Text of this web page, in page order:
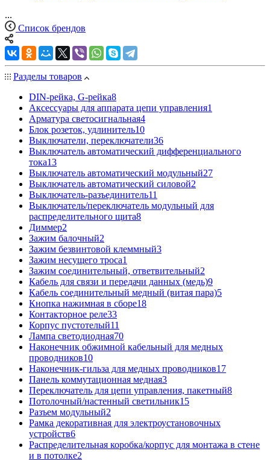
...
Список брендов
Разделы товаров
DIN-рейка, G-рейка8
Аксессуары для аппарата цепи управления1
Арматура светосигнальная4
Блок розеток, удлинитель10
Выключатели, переключатели36
Выключатель автоматический дифференциального
тока13
Выключатель автоматический модульный27
Выключатель автоматический силовой2
Выключатель-разъединитель11
Выключатель/переключатель модульный для
распределительного щита8
Диммер2
Зажим балочный2
Зажим безвинтовой клеммный3
Зажим несущего троса1
Зажим соединительный, ответвительный2
Кабель для связи и передачи данных (медь)9
Кабель соединительный медный (витая пара)5
Кнопка нажимная в сборе18
Контакторное реле33
Корпус пустотелый11
Лампа светодиодная70
Наконечник обжимной кабельный для медных
проводников10
Наконечник-гильза для медных проводников17
Панель коммутационная медная3
Переключатель для цепи управления, пакетный8
Потолочный/настенный светильник15
Разъем модульный2
Рамка декоративная для электроустановочных
устройств6
Распределительная коробка/корпус для монтажа в стене
и в потолке2